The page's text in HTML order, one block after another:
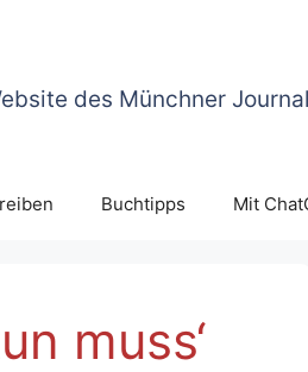
des Münchner
Buchtipps Mit
muss‘